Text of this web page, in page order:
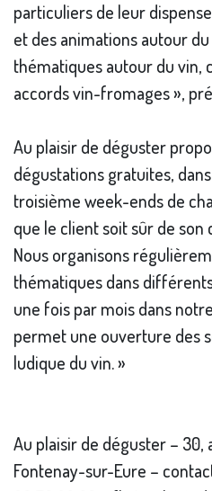
particuliers de leur
et des animations autour
thématiques autour du vin,
accords vin-fromages »,
Au plaisir de déguster
dégustations gratuites,
troisième week-ends de
que le client soit sûr de son
Nous organisons
thématiques dans
une fois par mois dans
permet une ouverture des
ludique du vin. »
Au plaisir de déguster – 30,
Fontenay-sur-Eure –